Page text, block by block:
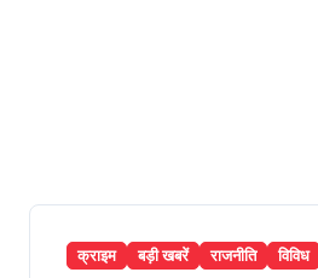
क्राइम बड़ी खबरें राजनीति विविध